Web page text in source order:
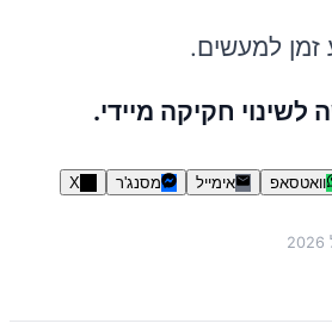
זמן למעשים.
חקיקה מיידי.
וואטסאפ אימייל מסנג'ר X